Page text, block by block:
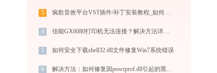
3 疯歌音效平台VST插件/补丁安装教程_如何加载插件效果包
4 佳能GX6080打印机无法连接？解决方法详解！-金山毒霸
5 如何安全下载shell32.dll文件修复Win7系统错误
6 解决方法：如何修复因powrprof.dll引起的黑屏问题